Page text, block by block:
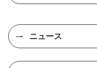
ニュース